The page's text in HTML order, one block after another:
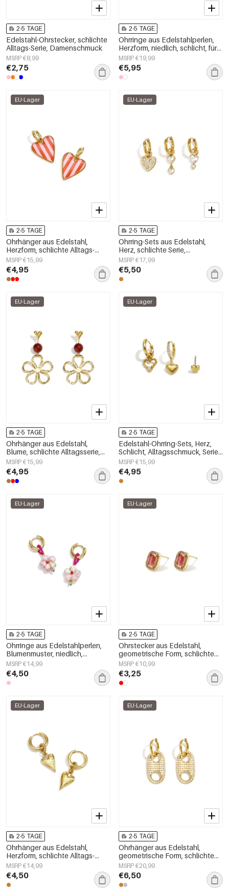
2-5 TAGE
Edelstahl-Ohrstecker, schlichte
Alltags-Serie, Damenschmuck
MSRP €8,99
€2,75
2-5 TAGE
Ohrringe aus Edelstahlperlen,
Herzform, niedlich, schlicht, für
jeden Tag, Damenschmuck
MSRP €19,99
€5,95
EU-Lager
2-5 TAGE
Ohrhänger aus Edelstahl,
Herzform, schlichte Alltags-
Serie, Damenschmuck
MSRP €15,99
€4,95
EU-Lager
2-5 TAGE
Ohrring-Sets aus Edelstahl,
Herz, schlichte Serie,
Damenschmuck
MSRP €17,99
€5,50
EU-Lager
2-5 TAGE
Ohrhänger aus Edelstahl,
Blume, schlichte Alltagsserie,
Damenschmuck
MSRP €15,99
€4,95
EU-Lager
2-5 TAGE
Edelstahl-Ohrring-Sets, Herz,
Schlicht, Alltagsschmuck, Serie,
Damenschmuck
MSRP €15,99
€4,95
EU-Lager
2-5 TAGE
Ohrringe aus Edelstahlperlen,
Blumenmuster, niedlich,
schlicht, Damenschmuck
MSRP €14,99
€4,50
EU-Lager
2-5 TAGE
Ohrstecker aus Edelstahl,
geometrische Form, schlichte
Alltags-Serie, Damenschmuck
MSRP €10,99
€3,25
EU-Lager
2-5 TAGE
Ohrhänger aus Edelstahl,
Herzform, schlichte Alltags-
Serie, Damenschmuck
MSRP €14,99
€4,50
EU-Lager
2-5 TAGE
Ohrhänger aus Edelstahl,
geometrische Form, schlichte
Alltags-Serie, Damenschmuck
MSRP €20,99
€6,50